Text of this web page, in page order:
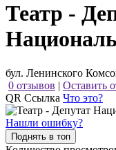
Театр -
бул. Ленинского
0 отзывов | Оставить
QR Ссылка Что это?
Нашли ошибку?
Поднять в топ